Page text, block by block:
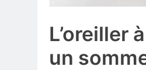
L’oreiller
un